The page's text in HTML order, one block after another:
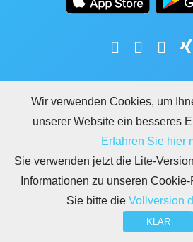
MISSBRAUCH MELDEN
REGELN FÜR
Copyright © 2026
Wir verwenden Cookies, um
unserer Website ein besseres
Erfahren Sie hier
Sie verwenden jetzt die Lite-
Informationen zu unseren
Sie bitte die Vollversion
KLAR